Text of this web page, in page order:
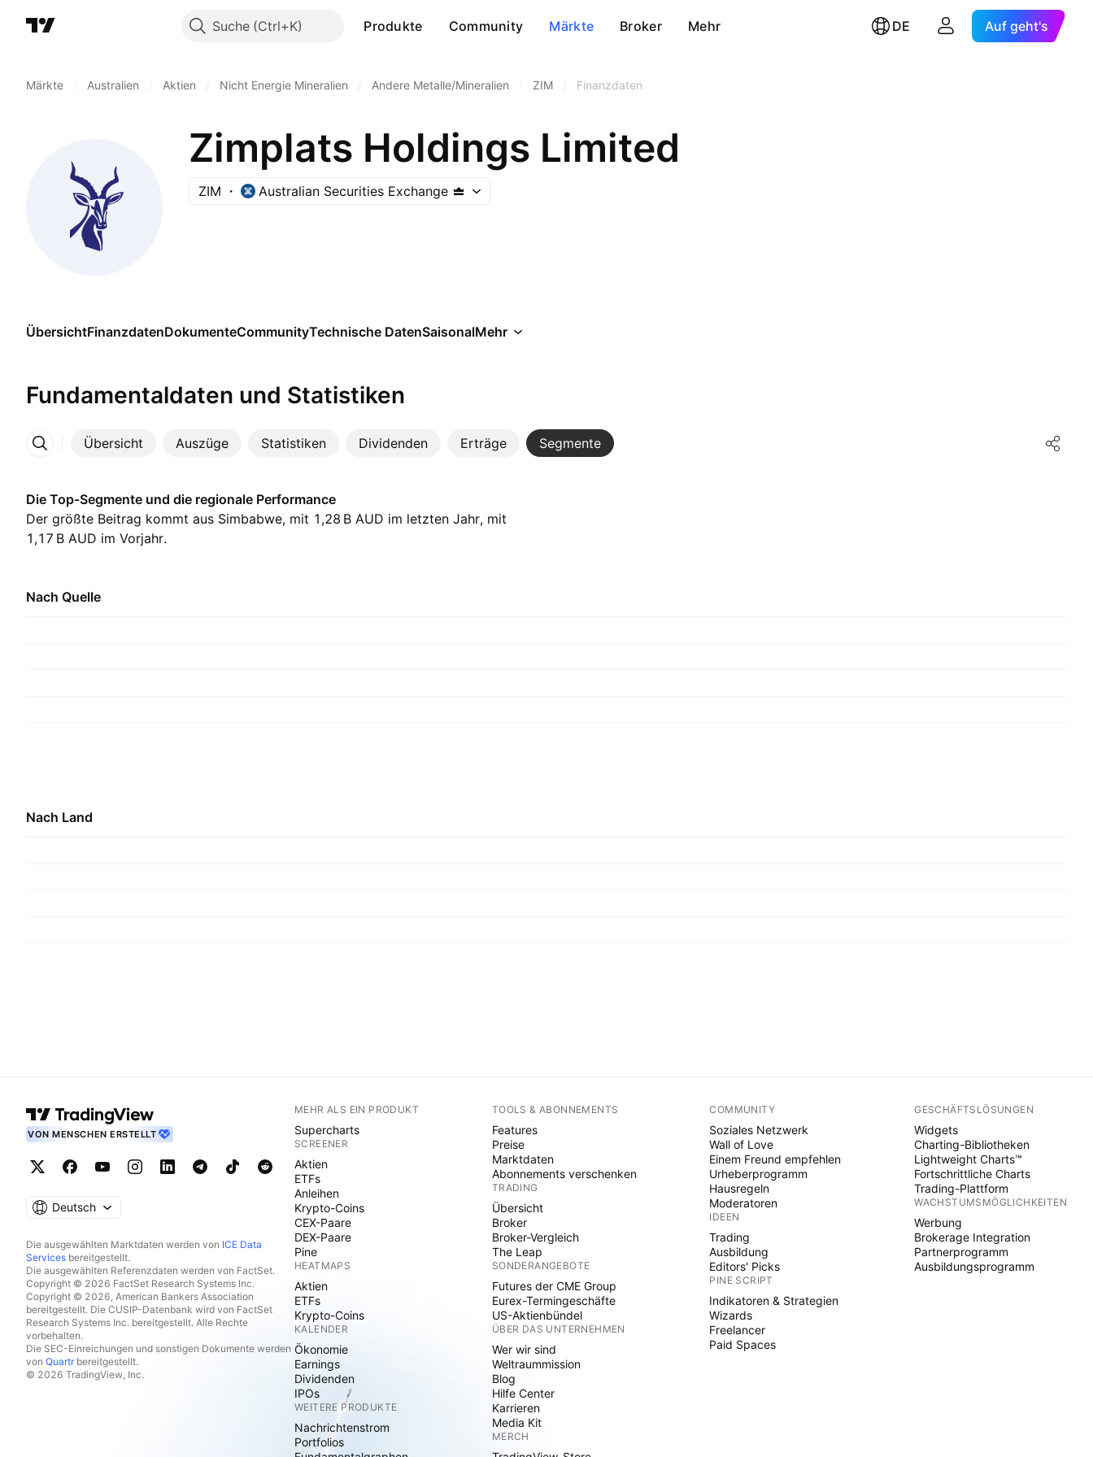
Suche Produkte Community Märkte Broker Mehr DE Auf geht's
Märkte Australien Aktien Nicht Energie Mineralien Andere Metalle/Mineralien ZIM Finanzdaten
Zimplats Holdings Limited
ZIM Australian Securities Exchange
ÜbersichtFinanzdatenDokumenteCommunityTechnische DatenSaisonalMehr
Fundamentaldaten und Statistiken
Übersicht Auszüge Statistiken Dividenden Erträge Segmente
Mehr
Die Top-Segmente und die regionale Performance
Der größte Beitrag kommt aus Simbabwe, mit ‪1,28 B‬ AUD im letzten Jahr, mit
‪1,17 B‬ AUD im Vorjahr.
Nach Quelle
Nach Land
VON MENSCHEN ERSTELLT
Deutsch
Die ausgewählten Marktdaten werden von ICE Data
Services bereitgestellt.
Die ausgewählten Referenzdaten werden von FactSet.
Copyright © 2026 FactSet Research Systems Inc.
Copyright © 2026, American Bankers Association
bereitgestellt. Die CUSIP-Datenbank wird von FactSet
Research Systems Inc. bereitgestellt. Alle Rechte
vorbehalten.
Die SEC-Einreichungen und sonstigen Dokumente werden
von Quartrbereitgestellt.
© 2026 TradingView, Inc.
MEHR ALS EIN PRODUKT
Supercharts
SCREENER
Aktien
ETFs
Anleihen
Krypto-Coins
CEX-Paare
DEX-Paare
Pine
HEATMAPS
Aktien
ETFs
Krypto-Coins
KALENDER
Ökonomie
Earnings
Dividenden
IPOs
WEITERE PRODUKTE
Nachrichtenstrom
Portfolios
TOOLS & ABONNEMENTS
Features
Preise
Marktdaten
Abonnements verschenken
TRADING
Übersicht
Broker
Broker-Vergleich
The Leap
SONDERANGEBOTE
Futures der CME Group
Eurex-Termingeschäfte
US-Aktienbündel
ÜBER DAS UNTERNEHMEN
Wer wir sind
Weltraummission
Blog
Hilfe Center
Karrieren
Media Kit
MERCH
COMMUNITY
Soziales Netzwerk
Wall of Love
Einem Freund empfehlen
Urheberprogramm
Hausregeln
Moderatoren
IDEEN
Trading
Ausbildung
Editors' Picks
PINE SCRIPT
Indikatoren & Strategien
Wizards
Freelancer
Paid Spaces
GESCHÄFTSLÖSUNGEN
Widgets
Charting-Bibliotheken
Lightweight Charts™
Fortschrittliche Charts
Trading-Plattform
WACHSTUMSMÖGLICHKEITEN
Werbung
Brokerage Integration
Partnerprogramm
Ausbildungsprogramm